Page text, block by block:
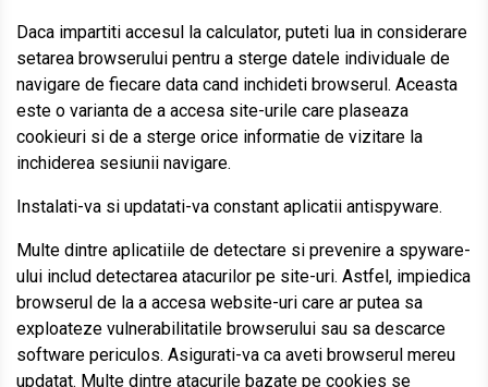
Daca impartiti accesul la calculator, puteti lua in considerare
setarea browserului pentru a sterge datele individuale de
navigare de fiecare data cand inchideti browserul. Aceasta
este o varianta de a accesa site-urile care plaseaza
cookieuri si de a sterge orice informatie de vizitare la
inchiderea sesiunii navigare.
Instalati-va si updatati-va constant aplicatii antispyware.
Multe dintre aplicatiile de detectare si prevenire a spyware-
ului includ detectarea atacurilor pe site-uri. Astfel, impiedica
browserul de la a accesa website-uri care ar putea sa
exploateze vulnerabilitatile browserului sau sa descarce
software periculos. Asigurati-va ca aveti browserul mereu
updatat. Multe dintre atacurile bazate pe cookies se